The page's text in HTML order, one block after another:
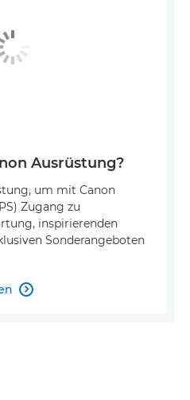
Ausrüstung?
um mit Canon
Zugang zu
inspirierenden
Sonderangeboten
